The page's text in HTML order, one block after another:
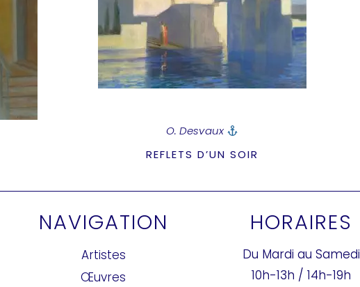
O. Desvaux
REFLETS D’UN SOIR
NAVIGATION
Artistes
Œuvres
HORAIRES
Du Mardi au Samedi
10h-13h / 14h-19h